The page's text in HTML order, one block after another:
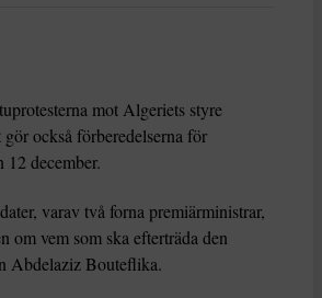
mot Algeriets styre
gör också förberedelserna för
12 december.
varav två forna premiärministrar,
om vem som ska efterträda den
Abdelaziz Bouteflika.